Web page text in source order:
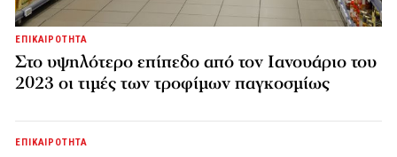
ΕΠΙΚΑΙΡΟΤΗΤΑ
Στο υψηλότερο επίπεδο από τον Ιανουάριο του
2023 οι τιμές των τροφίμων παγκοσμίως
ΕΠΙΚΑΙΡΟΤΗΤΑ